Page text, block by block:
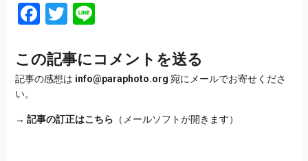
Facebook
Twitter
Line
この記事にコメントを送る
記事の感想は info@paraphoto.org 宛にメールでお寄せくださ
い。
→ 記事の訂正はこちら （メールソフトが開きます）